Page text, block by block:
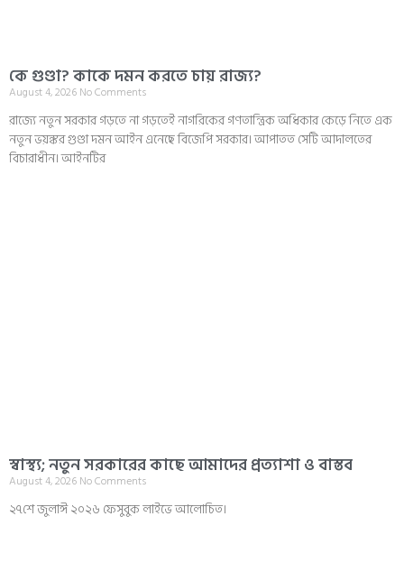
কে গুণ্ডা? কাকে দমন করতে চায় রাজ্য?
August 4, 2026 No Comments
রাজ্যে নতুন সরকার গড়তে না গড়তেই নাগরিকের গণতান্ত্রিক অধিকার কেড়ে নিতে এক
নতুন ভয়ঙ্কর গুণ্ডা দমন আইন এনেছে বিজেপি সরকার। আপাতত সেটি আদালতের
বিচারাধীন। আইনটির
স্বাস্থ্য; নতুন সরকারের কাছে আমাদের প্রত্যাশা ও বাস্তব
August 4, 2026 No Comments
২৭শে জুলাঈ ২০২৬ ফেসুবুক লাইভে আলোচিত।